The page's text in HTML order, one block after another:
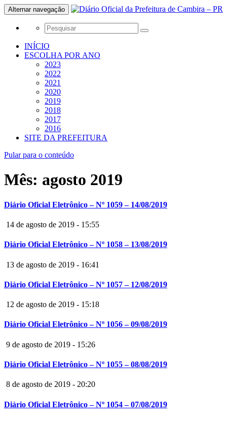
Alternar navegação
INÍCIO
ESCOLHA POR ANO
2023
2022
2021
2020
2019
2018
2017
2016
SITE DA PREFEITURA
Pular para o conteúdo
Mês: agosto 2019
Diário Oficial Eletrônico – Nº 1059 – 14/08/2019
14 de agosto de 2019 - 15:55
Diário Oficial Eletrônico – Nº 1058 – 13/08/2019
13 de agosto de 2019 - 16:41
Diário Oficial Eletrônico – Nº 1057 – 12/08/2019
12 de agosto de 2019 - 15:18
Diário Oficial Eletrônico – Nº 1056 – 09/08/2019
9 de agosto de 2019 - 15:26
Diário Oficial Eletrônico – Nº 1055 – 08/08/2019
8 de agosto de 2019 - 20:20
Diário Oficial Eletrônico – Nº 1054 – 07/08/2019